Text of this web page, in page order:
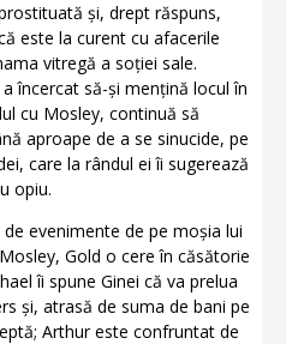
și, drept răspuns,
este la curent cu afacerile
vitregă a soției sale.
încercat să-și mențină locul în
cu Mosley, continuă să
aproape de a se sinucide, pe
care la rândul ei îi sugerează
opiu.
evenimente de pe moșia lui
Gold o cere în căsătorie
îi spune Ginei că va prelua
și, atrasă de suma de bani pe
Arthur este confruntat de